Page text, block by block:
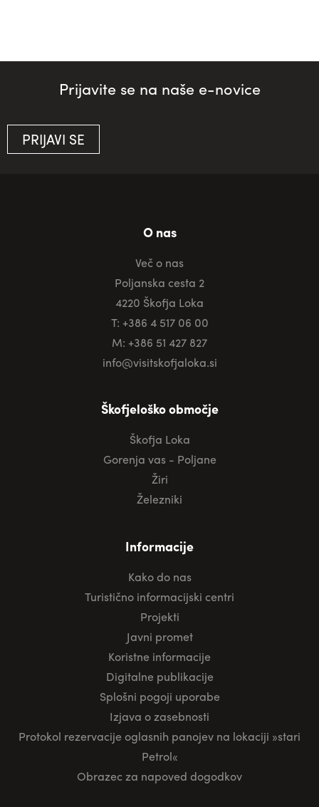
Prijavite se na naše e-novice
PRIJAVI SE
O nas
Več o nas
Poljanska cesta 2
4220 Škofja Loka
T: +386 4 517 06 00
M: +386 51 427 827
info@visitskofjaloka.si
Škofjeloško območje
Škofja Loka
Gorenja vas - Poljane
Žiri
Železniki
Informacije
Kako do nas
Turistično informacijski centri
Projekti
Javni promet
Koristne informacije
Digitalne publikacije
Splošni pogoji uporabe
Izjava o zasebnosti
Protokol rezervacije oglasnih panojev na lokaciji »stari
Petrol«
Obrazec za napoved dogodkov